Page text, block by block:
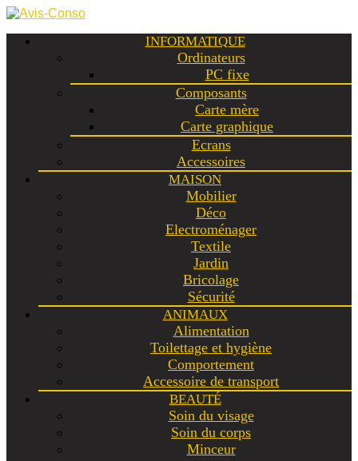
INFORMATIQUE
Ordinateurs
PC fixe
Composants
Carte mère
Carte graphique
Ecrans
Accessoires
MAISON
Mobilier
Déco
Electroménager
Textile
Jardin
Bricolage
Sécurité
ANIMAUX
Alimentation
Toilettage et hygiène
Comportement
Accessoire de transport
BEAUTÉ
Soin du visage
Soin du corps
Minceur